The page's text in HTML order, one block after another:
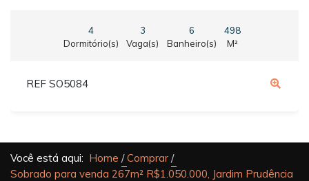
4
Dormitório(s)
3
Vaga(s)
6
Banheiro(s)
498
M²
REF SO5084
Você está aqui: Home
Comprar
Sobrado para venda 267m² R$1.050.000, Jardim Prudência